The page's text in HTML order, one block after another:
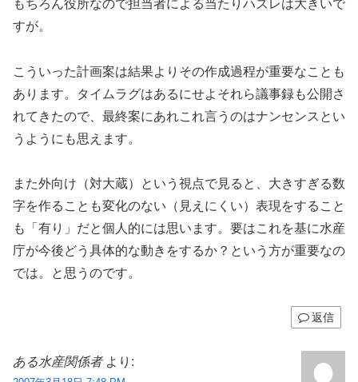
もちろん役所なので担当者による当たりハズレは大きいで
すが。
こういった計画案は結果よりその作成過程が重要なことも
あります。タイムラグはあるにせよそれら議事録も公開さ
れてきたので、最終案にあれこれ言うのはナンセンスとい
うようにも思えます。
また外向け（対大蔵）という視点で見ると、大きすぎる数
字を作ることも変化のない（見えにくい）表現をすること
も「有り」だと個人的には思います。要はこれを基に水産
庁が今後どう具体的な動きをするか？という方が重要なの
では。と思うのです。
返信
ある水産関係者 より: